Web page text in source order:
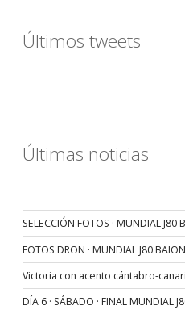
Últimos tweets
Últimas noticias
SELECCIÓN FOTOS · MUNDIAL J80
FOTOS DRON · MUNDIAL J80
Victoria con acento cántabro-
DÍA 6 · SÁBADO · FINAL MUNDIAL